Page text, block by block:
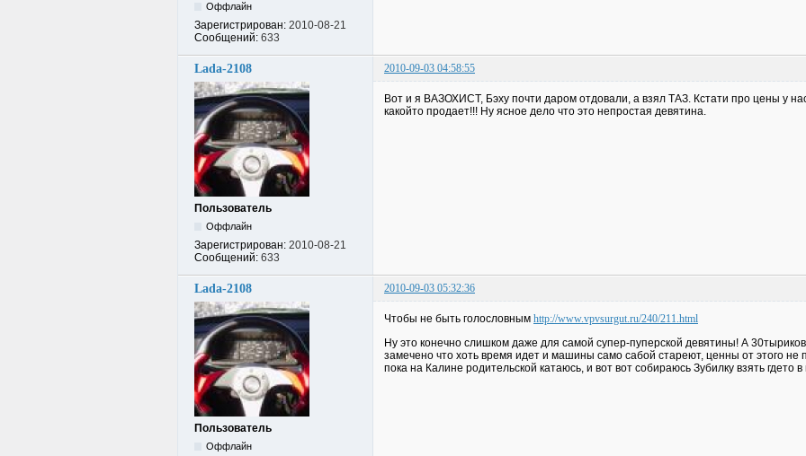
Оффлайн
Зарегистрирован: 2010-08-21
Сообщений: 633
Lada-2108 2010-09-03 04:58:55
Пользователь
Оффлайн
Зарегистрирован: 2010-08-21
Сообщений: 633
Вот и я ВАЗОХИСТ, Бэху почти даром отдовали, а взял ТАЗ. Кстати про цены у
какойто продает!!! Ну ясное дело что это непростая девятина.
Lada-2108 2010-09-03 05:32:36
Пользователь
Оффлайн
Чтобы не быть голословным http://www.vpvsurgut.ru/240/211.html
Ну это конечно слишком даже для самой супер-пуперской девятины! А
замечено что хоть время идет и машины само сабой стареют, ценны от этого
пока на Калине родительской катаюсь, и вот вот собираюсь Зубилку взять гдето